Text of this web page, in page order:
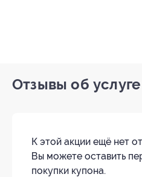
Отзывы об услуге
К этой акции ещё нет
Вы можете оставить
покупки купона.